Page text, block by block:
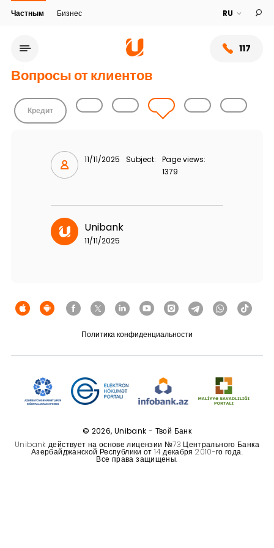
Частным Бизнес
117
Сеть обслуживания
Кешбэк
Кадровые ресурсы
F.A.Q
Вопросы от клиентов
Кредит
11/11/2025 Subject:
Page views:
1379
Unibank
11/11/2025
Политика конфиденциальности
© 2026, Unibank - Твой Банк
Unibank действует на основе лицензии №73 Центрального Банка
Азербайджанской Республики от 14 декабря 2010-го года.
Все права защищены.